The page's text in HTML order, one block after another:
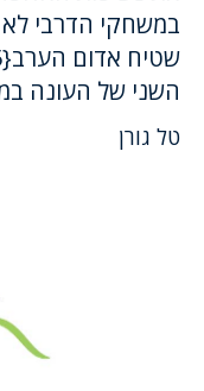
במשחקי הדרבי
השני של העונה
טל גורן